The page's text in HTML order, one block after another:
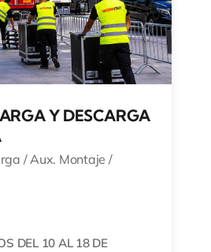
Y DESCARGA
/ Aux. Montaje /
DEL 10 AL 18 DE